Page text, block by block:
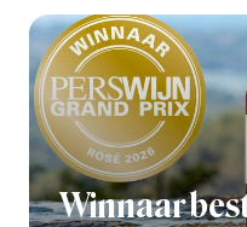
Winnaar